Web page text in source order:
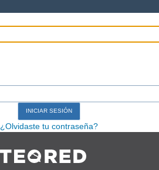
¿Olvidaste tu contraseña?